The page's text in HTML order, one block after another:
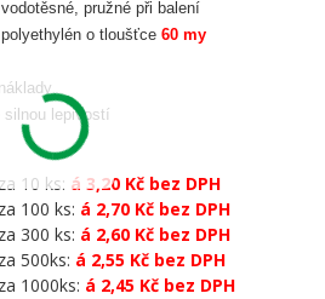
pružné při balení
o tloušťce 60 my
lepivostí
10 ks: á 3,20 Kč bez DPH
100 ks: á 2,70 Kč bez DPH
300 ks: á 2,60 Kč bez DPH
500ks: á 2,55 Kč bez DPH
1000ks: á 2,45 Kč bez DPH